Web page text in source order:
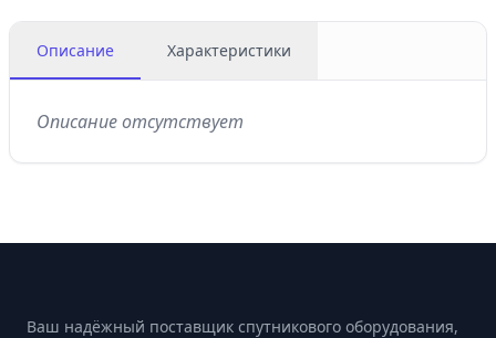
Описание Характеристики
Описание отсутствует
Ваш надёжный поставщик спутникового оборудования,